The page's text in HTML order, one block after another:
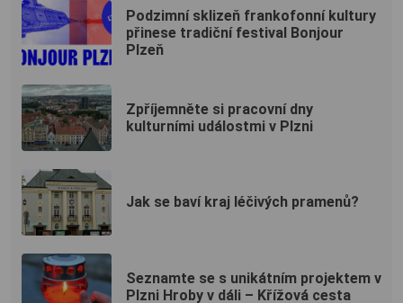
Podzimní sklizeň frankofonní kultury
přinese tradiční festival Bonjour
Plzeň
Zpříjemněte si pracovní dny
kulturními událostmi v Plzni
Jak se baví kraj léčivých pramenů?
Seznamte se s unikátním projektem v
Plzni Hroby v dáli – Křížová cesta